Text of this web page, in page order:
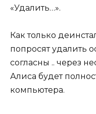
«Удалить…».
Как только
попросят удалить
согласны .. через
Алиса будет
компьютера.